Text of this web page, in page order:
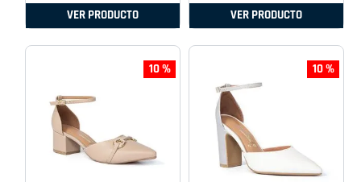
VER PRODUCTO VER PRODUCTO
10 % 10 %